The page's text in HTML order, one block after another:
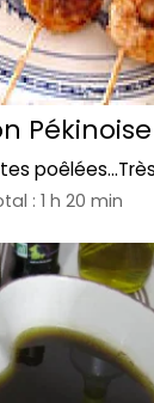
Pékinoise
: 1 h 20 min